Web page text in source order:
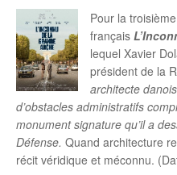
Pour la
français
lequel Xavier
président de la
architecte
d’obstacles administratifs
monument signature qu’il a
Défense. Quand architecture
récit véridique et méconnu.